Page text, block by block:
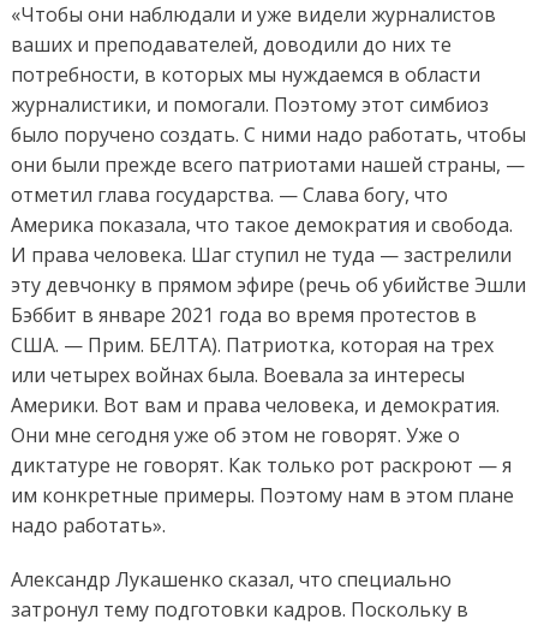
«Чтобы они наблюдали и уже видели журналистов
ваших и преподавателей, доводили до них те
потребности, в которых мы нуждаемся в области
журналистики, и помогали. Поэтому этот симбиоз
было поручено создать. С ними надо работать, чтобы
они были прежде всего патриотами нашей страны, —
отметил глава государства. — Слава богу, что
Америка показала, что такое демократия и свобода.
И права человека. Шаг ступил не туда — застрелили
эту девчонку в прямом эфире (речь об убийстве Эшли
Бэббит в январе 2021 года во время протестов в
США. — Прим. БЕЛТА). Патриотка, которая на трех
или четырех войнах была. Воевала за интересы
Америки. Вот вам и права человека, и демократия.
Они мне сегодня уже об этом не говорят. Уже о
диктатуре не говорят. Как только рот раскроют — я
им конкретные примеры. Поэтому нам в этом плане
надо работать».
Александр Лукашенко сказал, что специально
затронул тему подготовки кадров. Поскольку в